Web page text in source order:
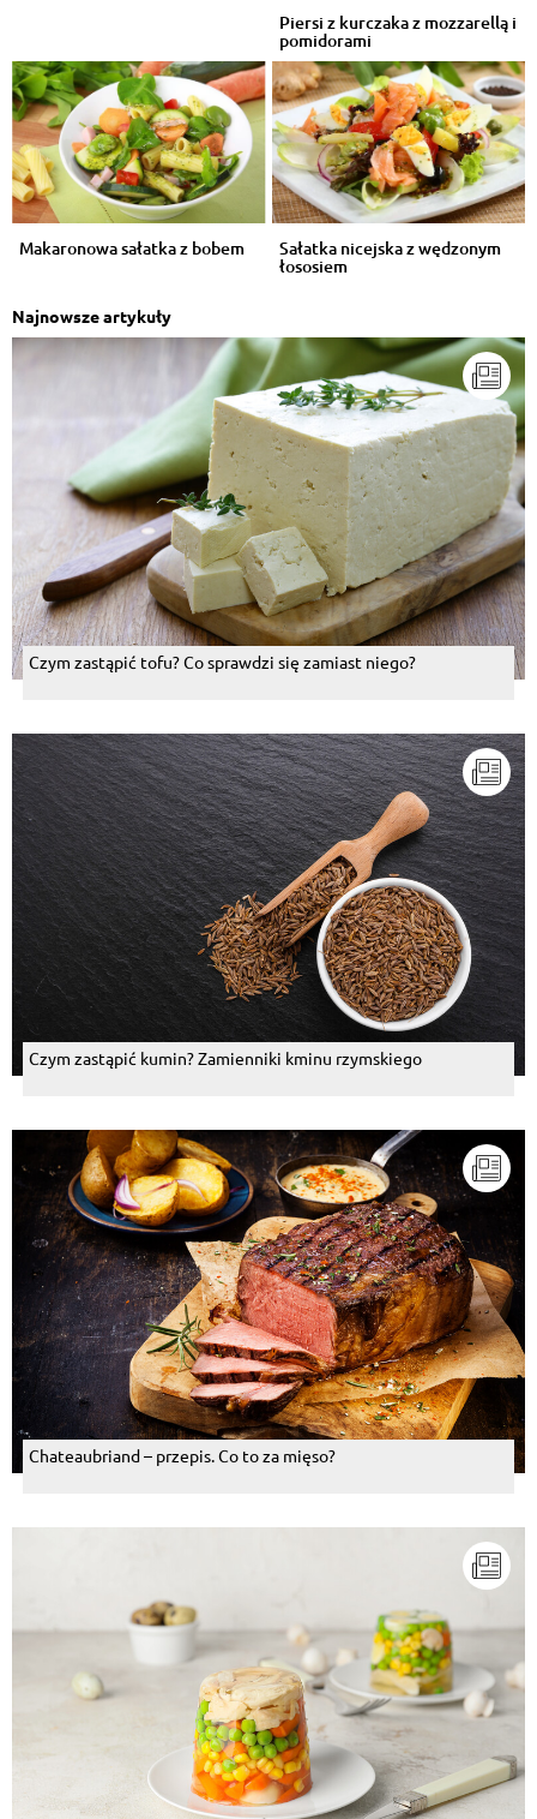
Piersi z kurczaka z mozzarellą i
pomidorami
Makaronowa sałatka z bobem Sałatka nicejska z wędzonym
łososiem
Najnowsze artykuły
Czym zastąpić tofu? Co sprawdzi się zamiast niego?
Czym zastąpić kumin? Zamienniki kminu rzymskiego
Chateaubriand – przepis. Co to za mięso?